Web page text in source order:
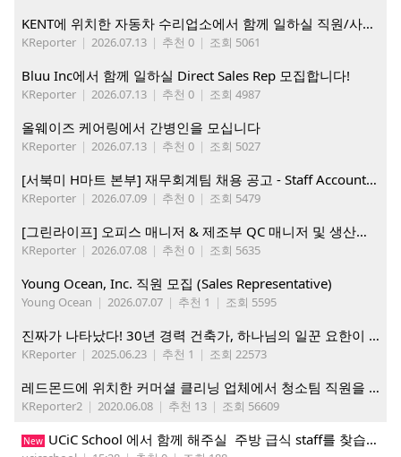
KENT에 위치한 자동차 수리업소에서 함께 일하실 직원/사무직원 구합니다.
KReporter | 2026.07.13 | 추천 0 | 조회 5061
Bluu Inc에서 함께 일하실 Direct Sales Rep 모집합니다!
KReporter | 2026.07.13 | 추천 0 | 조회 4987
올웨이즈 케어링에서 간병인을 모십니다
KReporter | 2026.07.13 | 추천 0 | 조회 5027
[서북미 H마트 본부] 재무회계팀 채용 공고 - Staff Accountant
KReporter | 2026.07.09 | 추천 0 | 조회 5479
[그린라이프] 오피스 매니저 & 제조부 QC 매니저 및 생산직, 웨어하우스 직원 모집
KReporter | 2026.07.08 | 추천 0 | 조회 5635
Young Ocean, Inc. 직원 모집 (Sales Representative)
Young Ocean | 2026.07.07 | 추천 1 | 조회 5595
진짜가 나타났다! 30년 경력 건축가, 하나님의 일꾼 요한이 책임 시공합니다.
KReporter | 2025.06.23 | 추천 1 | 조회 22573
레드몬드에 위치한 커머셜 클리닝 업체에서 청소팀 직원을 모집합니다.
KReporter2 | 2020.06.08 | 추천 13 | 조회 56609
New UCiC School 에서 함께 해주실 주방 급식 staff를 찾습니다.